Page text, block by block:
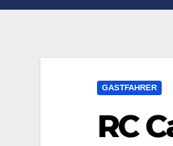
GASTFAHRER
RC